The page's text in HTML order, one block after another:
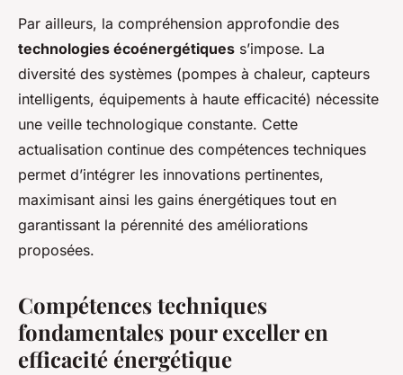
Par ailleurs, la compréhension approfondie des
technologies écoénergétiques s’impose. La
diversité des systèmes (pompes à chaleur, capteurs
intelligents, équipements à haute efficacité) nécessite
une veille technologique constante. Cette
actualisation continue des compétences techniques
permet d’intégrer les innovations pertinentes,
maximisant ainsi les gains énergétiques tout en
garantissant la pérennité des améliorations
proposées.
Compétences techniques
fondamentales pour exceller en
efficacité énergétique